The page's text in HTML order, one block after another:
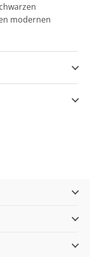
modernen